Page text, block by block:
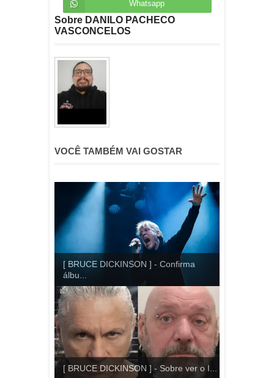
Whatsapp
Sobre DANILO PACHECO
VASCONCELOS
VOCÊ TAMBÉM VAI GOSTAR
[ BRUCE DICKINSON ] - Confirma
álbu...
[ BRUCE DICKINSON ] - Sobre ver o I...